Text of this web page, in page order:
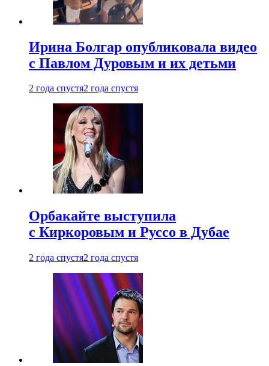
Ирина Болгар опубликовала видео
с Павлом Дуровым и их детьми
2 года спустя2 года спустя
Орбакайте выступила
с Киркоровым и Руссо в Дубае
2 года спустя2 года спустя